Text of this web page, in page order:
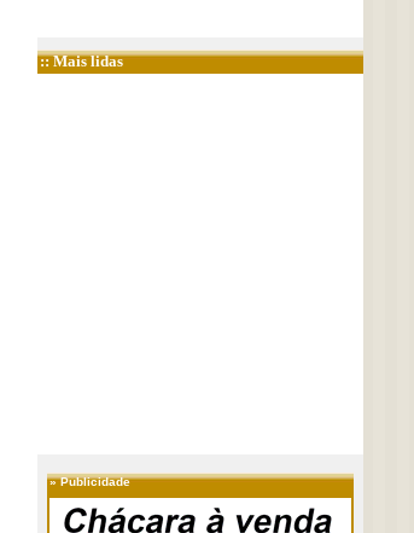
:: Mais lidas
»Publicidade